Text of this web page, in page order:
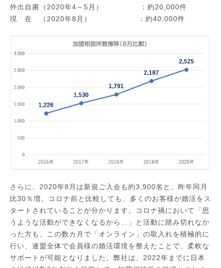
外出自粛（2020年4～5月） ：約20,000件
現 在 （2020年8月） ：約40,000件
さらに、2020年8月は新規ご入会も約3,900名と、昨年同月
比30％増。コロナ前と比較しても、多くのお客様が婚活をス
タートされていることが分かります。コロナ禍において「思
うような活動ができなくなるから…」と活動に踏み切れなか
った方も、この数カ月で「オンライン」の取入れを積極的に
行い、連盟全体で会員様の婚活環境を整えたことで、柔軟な
サポートが可能となりました。弊社は、2022年までに日本